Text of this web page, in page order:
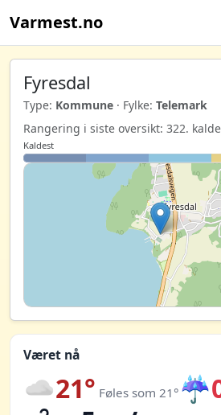
Varmest.no
Fyresdal
Type: Kommune · Fylke: Telemark
Rangering i siste oversikt: 322.
Kaldest
Været nå
21° Føles som 21° ☔